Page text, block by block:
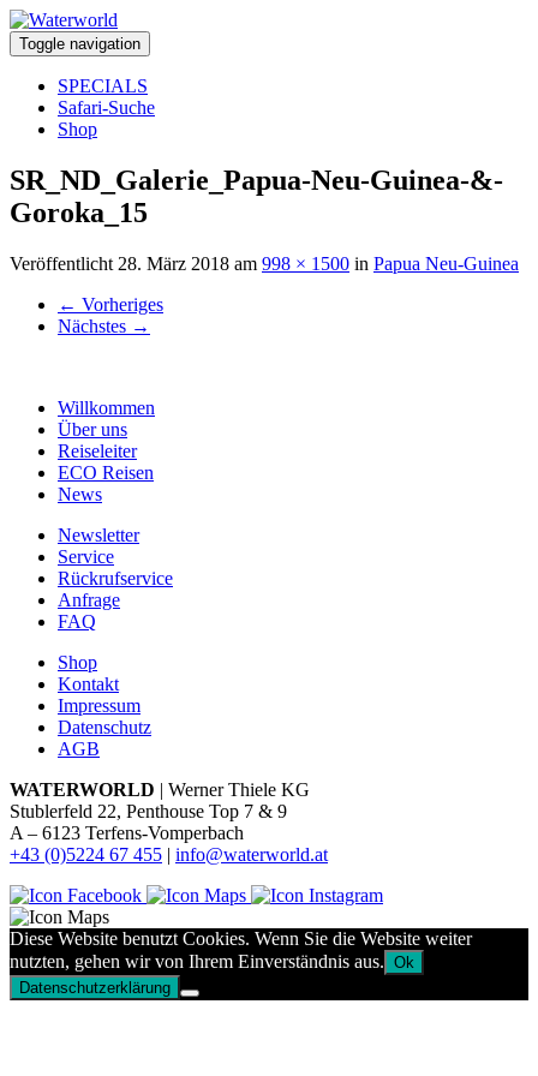
Toggle navigation
SPECIALS
Safari-Suche
Shop
SR_ND_Galerie_Papua-Neu-Guinea-&-
Goroka_15
Veröffentlicht 28. März 2018 am 998 × 1500 in Papua Neu-Guinea
← Vorheriges
Nächstes →
Willkommen
Über uns
Reiseleiter
ECO Reisen
News
Newsletter
Service
Rückrufservice
Anfrage
FAQ
Shop
Kontakt
Impressum
Datenschutz
AGB
WATERWORLD | Werner Thiele KG
Stublerfeld 22, Penthouse Top 7 & 9
A – 6123 Terfens-Vomperbach
+43 (0)5224 67 455 | info@waterworld.at
Diese Website benutzt Cookies. Wenn Sie die Website weiter
nutzten, gehen wir von Ihrem Einverständnis aus. Ok
Datenschutzerklärung